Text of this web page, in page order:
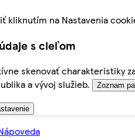
kliknutím na Nastavenia
s cieľom
skenovať charakteristiky
a vývoj služieb.
Zoznam